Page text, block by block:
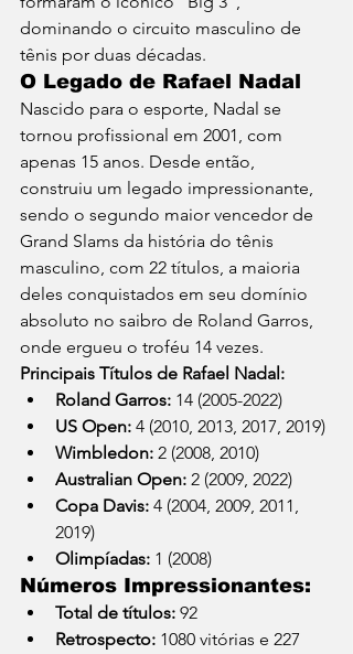
dominando o circuito masculino de
tênis por duas décadas.
O Legado de Rafael Nadal
Nascido para o esporte, Nadal se
tornou profissional em 2001, com
apenas 15 anos. Desde então,
construiu um legado impressionante,
sendo o segundo maior vencedor de
Grand Slams da história do tênis
masculino, com 22 títulos, a maioria
deles conquistados em seu domínio
absoluto no saibro de Roland Garros,
onde ergueu o troféu 14 vezes.
Principais Títulos de Rafael Nadal:
Roland Garros: 14 (2005-2022)
US Open: 4 (2010, 2013, 2017, 2019)
Wimbledon: 2 (2008, 2010)
Australian Open: 2 (2009, 2022)
Copa Davis: 4 (2004, 2009, 2011,
2019)
Olimpíadas: 1 (2008)
Números Impressionantes:
Total de títulos: 92
Retrospecto: 1080 vitórias e 227